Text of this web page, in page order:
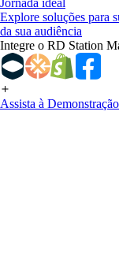
Explore soluções para
da sua audiência
Integre o RD Station
Assista à Demonstração